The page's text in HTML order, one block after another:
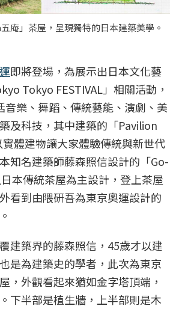
庵」茶屋，呈現獨特的日本建築美學。
即將登場，為展示出日本文化藝
Tokyo FESTIVAL」相關活動，
音樂、​舞蹈、傳統藝能、演劇、美
及科技，其中建築的「Pavilion
體建物讓大家體驗傳統與新世代
知名建築師藤森照信設計的「Go-
本傳統茶屋為主設計，登上茶屋
看到由隈研吾為東京奧運設計的
建築界的藤森照信，45歲才以建
是為建築史的學者，此次為東京
，外觀看起來猶如金字塔頂端，
下半部是植生牆，上半部則是木